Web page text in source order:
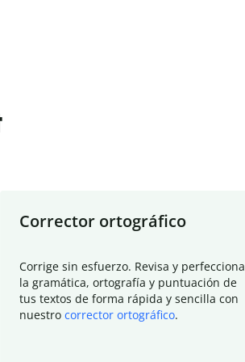
Corrector ortográfico
Corrige sin esfuerzo. Revisa y perfecciona
la gramática, ortografía y puntuación de
tus textos de forma rápida y sencilla con
nuestro corrector ortográfico.